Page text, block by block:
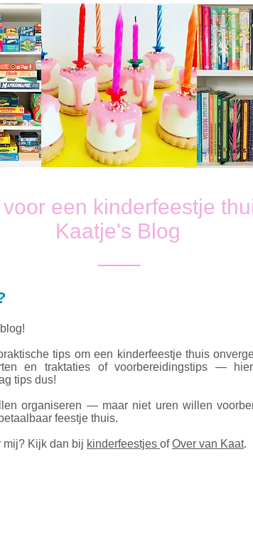
een kinderfeestje
Kaatje's Blog
tips om een kinderfeestje thuis
en traktaties of voorbereidingstips —
tips dus!
organiseren — maar niet uren willen
feestje thuis.
mij? Kijk dan bij kinderfeestjes ofOver van Kaat.